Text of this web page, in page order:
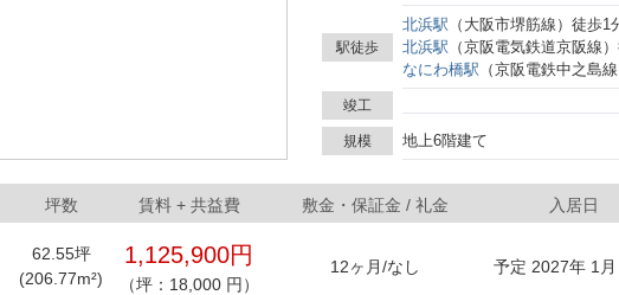
駅徒歩
北浜駅 （ 大阪市堺筋線 ） 徒歩1
北浜駅 （京阪電気鉄道京阪線 ）
なにわ橋駅 （京阪電鉄中之島線
竣工
規模 地上6階建て
坪数 賃料 + 共益費 敷金・保証金 / 礼金 入居日
62.55坪
(206.77m²)
1,125,900円
（坪：18,000 円）
12ヶ月/なし 予定 2027年 1